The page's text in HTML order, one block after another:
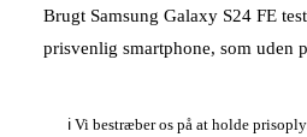
Brugt Samsung Galaxy S24 FE
prisvenlig smartphone, som uden
ℹ️ Vi bestræber os på at holde